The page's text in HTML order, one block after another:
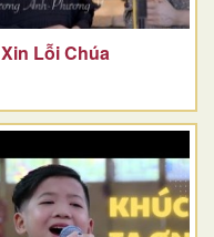
Xin Lỗi Chúa